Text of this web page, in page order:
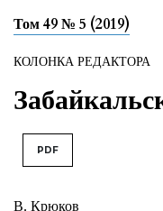
Том 49 № 5 (2019)
КОЛОНКА РЕДАКТОРА
PDF
В. Крюков